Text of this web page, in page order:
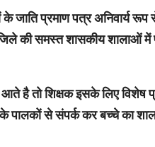
प्रमाण पत्र अनिवार्य रूप से
की समस्त शासकीय शालाओं
आते है तो शिक्षक इसके लिए विशेष
पालकों से संपर्क कर बच्चे का